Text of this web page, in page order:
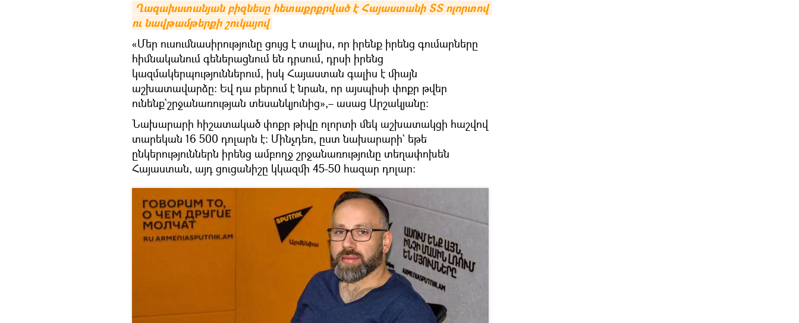
Ղազախստանյան բիզնեսը հետաքրքրված է Հայաստանի ՏՏ ոլորտով
ու նավթամթերքի շուկայով
«Մեր ուսումնասիրությունը ցույց է տալիս, որ իրենք իրենց գումարները
հիմնականում գեներացնում են դրսում, դրսի իրենց
կազմակերպություններում, իսկ Հայաստան գալիս է միայն
աշխատավարձը։ Եվ դա բերում է նրան, որ այսպիսի փոքր թվեր
ունենք`շրջանառության տեսանկյունից»,– ասաց Արշակյանը։
Նախարարի հիշատակած փոքր թիվը ոլորտի մեկ աշխատակցի հաշվով
տարեկան 16 500 դոլարն է։ Մինչդեռ, ըստ նախարարի` եթե
ընկերություններն իրենց ամբողջ շրջանառությունը տեղափոխեն
Հայաստան, այդ ցուցանիշը կկազմի 45-50 հազար դոլար։